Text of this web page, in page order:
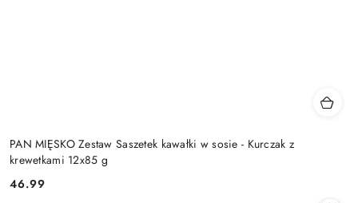
PAN MIĘSKO Zestaw Saszetek kawałki w sosie - Kurczak z
krewetkami 12x85 g
Cena:
46.99